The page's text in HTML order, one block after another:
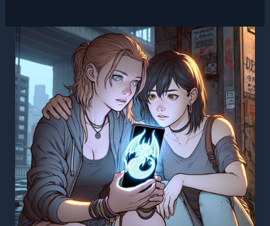
Актуальное
зеркало
рабочий
вход
на
проверенный
сайт